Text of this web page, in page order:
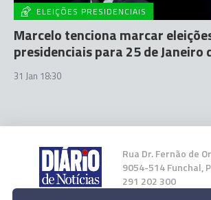
ELEIÇÕES PRESIDENCIAIS
Marcelo tenciona marcar
presidenciais para 25 de Janeiro
31 Jan 18:30
Rua Dr. Fernão de
9054-514 Funchal,
291 202 300